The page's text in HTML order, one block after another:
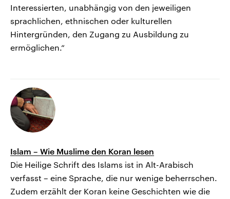
Interessierten, unabhängig von den jeweiligen
sprachlichen, ethnischen oder kulturellen
Hintergründen, den Zugang zu Ausbildung zu
ermöglichen.“
Islam – Wie Muslime den Koran lesen
Die Heilige Schrift des Islams ist in Alt-Arabisch
verfasst – eine Sprache, die nur wenige beherrschen.
Zudem erzählt der Koran keine Geschichten wie die